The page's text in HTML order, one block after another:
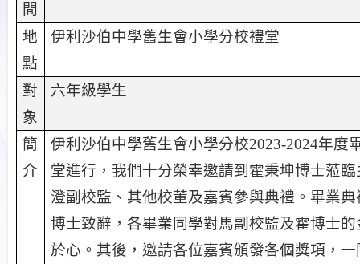
間
地
點
伊利沙伯中學舊生會小學分校禮堂
對
象
六年級學生
簡
介
伊利沙伯中學舊生會小學分校2023-2024年度
堂進行，我們十分榮幸邀請到霍秉坤博士蒞
澄副校監、其他校董及嘉賓參與典禮。畢業
博士致辭，各畢業同學對馬副校監及霍博士
於心。其後，邀請各位嘉賓頒發各個獎項，